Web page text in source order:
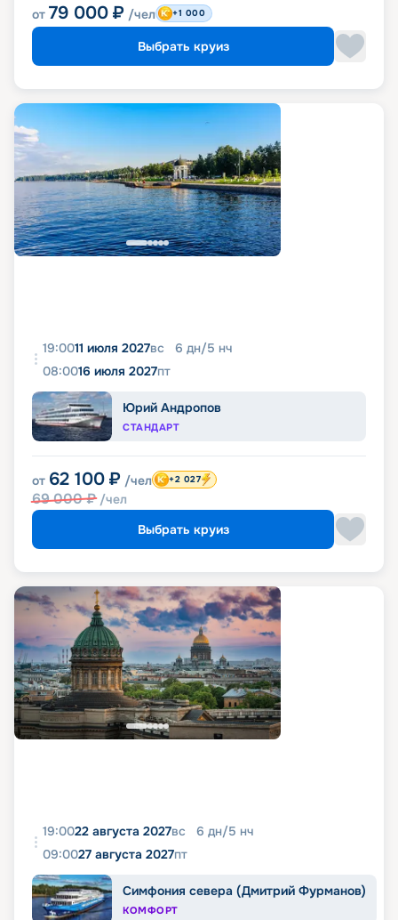
от 79 000 ₽ /чел +1 000
Выбрать круиз
19:0011 июля 2027вс 6 дн/5 нч
08:0016 июля 2027пт
Юрий Андропов
СТАНДАРТ
от 62 100 ₽ /чел
69 000₽ /чел
+2 027
Выбрать круиз
19:0022 августа 2027вс 6 дн/5 нч
09:0027 августа 2027пт
Симфония севера (Дмитрий Фурманов)
КОМФОРТ